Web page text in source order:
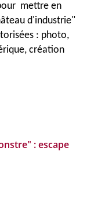
mettre en
d'industrie"
: photo,
création
: escape